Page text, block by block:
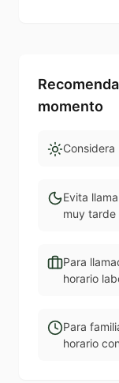
momento
Evita
muy tarde
Para
horario
Para
horario